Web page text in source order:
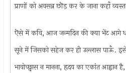
प्राणों को अवसन्न छॊड़ कर के जाना कहाँ
ऎसे में कवि, आज जन्मदिन की क्या भेंट आगे
सूने में जिसको सहेज कर ही उल्लास पाऊँ.
भावोच्छ्वास न मानना, हृदय का एकांत आह्वान है,